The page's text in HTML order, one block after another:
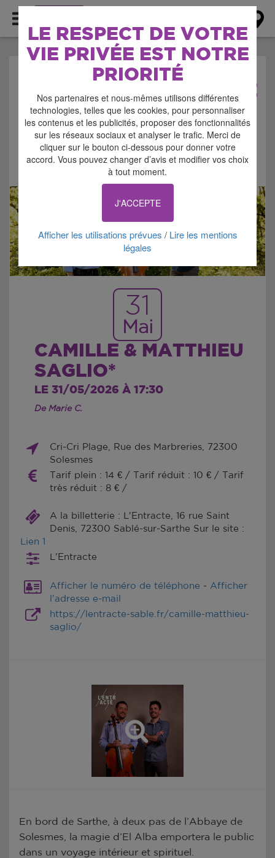
LE RESPECT DE VOTRE
VIE PRIVÉE EST NOTRE
PRIORITÉ
Nos partenaires et nous-mêmes utilisons différentes
technologies, telles que les cookies, pour personnaliser
les contenus et les publicités, proposer des fonctionnalités
sur les réseaux sociaux et analyser le trafic. Merci de
cliquer sur le bouton ci-dessous pour donner votre
accord. Vous pouvez changer d’avis et modifier vos choix
à tout moment.
J'ACCEPTE
Afficher les utilisations prévues / Lire les mentions
légales
AGENDA > SPECTACLE
Signaler cette annonce
31
Mai
CAMILLE & MATTHIEU
SAGLIO*
LE 31/05/2026 À 17:30
De Marie C.
Cri-Cri Plage, Rue des Marbreries, 72300
Solesmes
Tarif plein : 14 € / Tarif réduit : 10 € / Tarif
très réduit : 8 € /
A la billetterie : L'Entracte, 16 rue Saint
Denis, 72300 Sablé-sur-Sarthe Sur le site :
Lien 1
L'Entracte
Afficher le numéro de téléphone - Afficher
l'adresse e-mail
https://lentracte-sable.fr/camille-matthieu-
saglio/
En bord de Sarthe, à deux pas de l’Abbaye de
Solesmes, la magie d’El Alba emportera le public
dans un voyage intérieur et spirituel.